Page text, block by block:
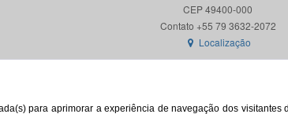
para aprimorar a experiência de navegação dos visitantes
CEP 49400-000
Localização